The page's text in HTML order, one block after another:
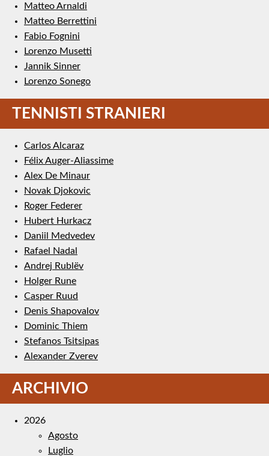
Matteo Arnaldi
Matteo Berrettini
Fabio Fognini
Lorenzo Musetti
Jannik Sinner
Lorenzo Sonego
TENNISTI STRANIERI
Carlos Alcaraz
Félix Auger-Aliassime
Alex De Minaur
Novak Djokovic
Roger Federer
Hubert Hurkacz
Daniil Medvedev
Rafael Nadal
Andrej Rublëv
Holger Rune
Casper Ruud
Denis Shapovalov
Dominic Thiem
Stefanos Tsitsipas
Alexander Zverev
ARCHIVIO
2026
Agosto
Luglio